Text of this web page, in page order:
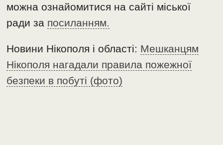
можна ознайомитися на сайті міської
ради за посиланням.
Новини Нікополя і області: Мешканцям
Нікополя нагадали правила пожежної
безпеки в побуті (фото)